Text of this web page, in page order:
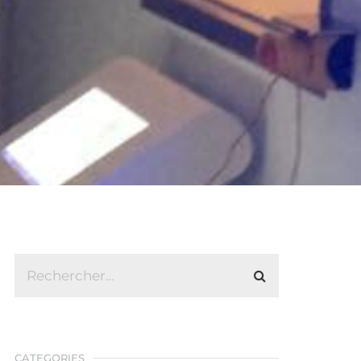
CATEGORIES